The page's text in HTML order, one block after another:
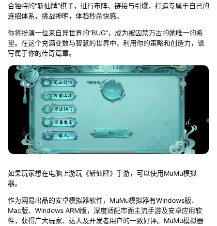
合独特的“斩仙牌”棋子，进行布阵、链接与引爆，打造专属于自己的
连招体系，挑战神明，体验秒杀快感。
你将扮演一位来自异世界的“BUG”，成为被囚禁万古的她唯一的希
望。在这个充满变数与智慧的世界中，利用你的策略和创造力，谱
写属于你的传奇篇章。
如果玩家想在电脑上游玩《斩仙牌》手游，可以使用MuMu模拟
器。
作为网易出品的安卓模拟器软件，MuMu模拟器有Windows版、
Mac版、Windows ARM版，深度适配市面主流手游及安卓应用软
件，获得广大玩家、达人及开发者用户的一致好评。MuMu模拟器